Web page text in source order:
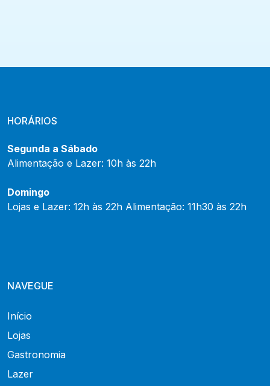
HORÁRIOS
Segunda a Sábado
Alimentação e Lazer: 10h às 22h
Domingo
Lojas e Lazer: 12h às 22h Alimentação: 11h30 às 22h
NAVEGUE
Início
Lojas
Gastronomia
Lazer